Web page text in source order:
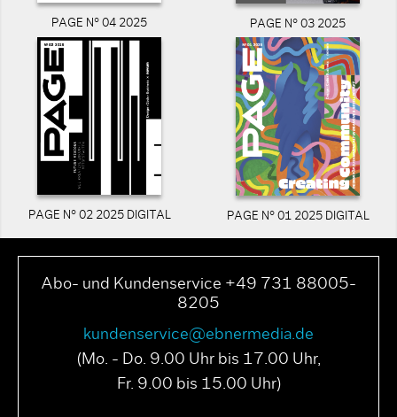
PAGE N° 04 2025 PAGE N° 03 2025
PAGE N° 02 2025 DIGITAL PAGE N° 01 2025 DIGITAL
Abo- und Kundenservice +49 731 88005-
8205
kundenservice@ebnermedia.de
(Mo. - Do. 9.00 Uhr bis 17.00 Uhr,
Fr. 9.00 bis 15.00 Uhr)